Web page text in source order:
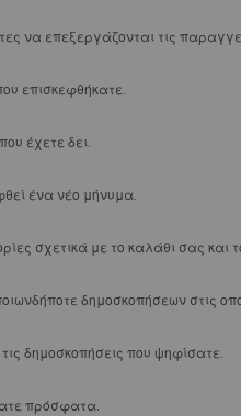
Συρμάτων
Συρμάτων
Συρμάτων
να επεξεργάζονται τις
επισκεφθήκατε.
έχετε δει.
ένα νέο μήνυμα.
σχετικά με το καλάθι σας και
δημοσκοπήσεων στις
δημοσκοπήσεις που ψηφίσατε.
πρόσφατα.